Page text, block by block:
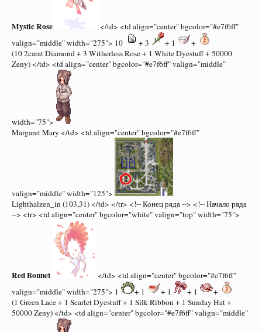
Mystic Rose
</td> <td align="center" bgcolor="#e7f6ff"
valign="middle" width="275"> 10
+ 3 + 1
+
(10 2carat Diamond + 3 Witherless Rose + 1 White Dyestuff + 50000
Zeny) </td> <td align="center" bgcolor="#e7f6ff" valign="middle"
width="75">
Margaret Mary </td> <td align="center" bgcolor="#e7f6ff"
valign="middle" width="125">
Lighthalzen_in (103,31) </td> </tr> <!-- Конец ряда --> <!-- Начало ряда
--> <tr> <td align="center" bgcolor="white" valign="top" width="75">
Red Bonnet
</td> <td align="center" bgcolor="#e7f6ff"
valign="middle" width="275"> 1
+ 1 + 1 + 1
+
(1 Green Lace + 1 Scarlet Dyestuff + 1 Silk Ribbon + 1 Sunday Hat +
50000 Zeny) </td> <td align="center" bgcolor="#e7f6ff" valign="middle"